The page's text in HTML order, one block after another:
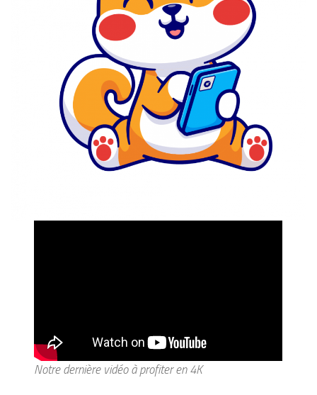
Notre dernière vidéo à profiter en 4K